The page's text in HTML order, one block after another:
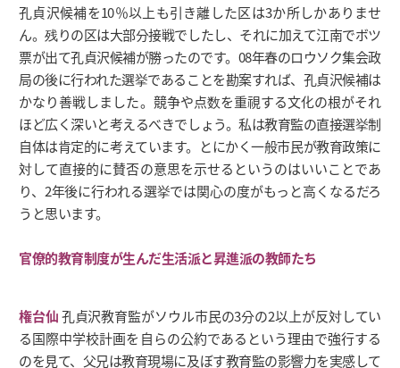
孔貞沢候補を10％以上も引き離した区は3か所しかありませ
ん。残りの区は大部分接戦でしたし、それに加えて江南でボツ
票が出て孔貞沢候補が勝ったのです。08年春のロウソク集会政
局の後に行われた選挙であることを勘案すれば、孔貞沢候補は
かなり善戦しました。競争や点数を重視する文化の根がそれ
ほど広く深いと考えるべきでしょう。私は教育監の直接選挙制
自体は肯定的に考えています。とにかく一般市民が教育政策に
対して直接的に賛否の意思を示せるというのはいいことであ
り、2年後に行われる選挙では関心の度がもっと高くなるだろ
うと思います。
官僚的教育制度が生んだ生活派と昇進派の教師たち
権台仙孔貞沢教育監がソウル市民の3分の2以上が反対してい
る国際中学校計画を自らの公約であるという理由で強行する
のを見て、父兄は教育現場に及ぼす教育監の影響力を実感して